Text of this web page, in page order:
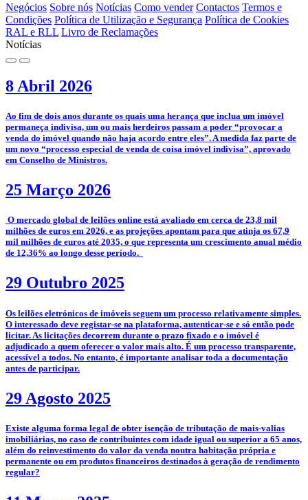
Negócios Sobre nós Notícias Como vender Contactos Termos e
Condições Política de Utilização e Segurança Política de Cookies
RAL e RLL Livro de Reclamações
Notícias
8 Abril 2026
­Ao fim de dois anos durante os quais uma herança que inclua um imóvel
permaneça indivisa, um ou mais herdeiros passam a poder “provocar a
venda do imóvel quando não haja acordo entre eles”. A medida faz parte de
um novo “processo especial de venda de coisa imóvel indivisa”, aprovado
em Conselho de Ministros.
25 Março 2026
­­ O mercado global de leilões online está avaliado em cerca de 23,8 mil
milhões de euros em 2026, e as projeções apontam para que atinja os 67,9
mil milhões de euros até 2035, o que representa um crescimento anual médio
de 12,36% ao longo desse período.
29 Outubro 2025
­­Os leilões eletrónicos de imóveis seguem um processo relativamente simples.
O interessado deve registar-se na plataforma, autenticar-se e só então pode
licitar. As licitações decorrem durante o prazo fixado e o imóvel é
adjudicado a quem oferecer o valor mais alto. É um processo transparente,
acessível a todos. No entanto, é importante analisar toda a documentação
antes de participar.
29 Agosto 2025
­Existe alguma forma legal de obter isenção de tributação de mais-valias
imobiliárias, no caso de contribuintes com idade igual ou superior a 65 anos,
além do reinvestimento do valor da venda noutra habitação própria e
permanente ou em produtos financeiros destinados à geração de rendimento
regular?